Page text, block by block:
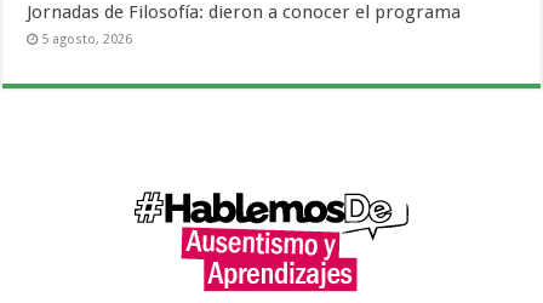
Jornadas de Filosofía: dieron a conocer el programa
5 agosto, 2026